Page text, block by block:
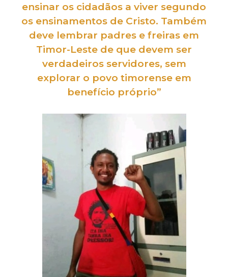
ensinar os cidadãos a viver segundo
os ensinamentos de Cristo. Também
deve lembrar padres e freiras em
Timor-Leste de que devem ser
verdadeiros servidores, sem
explorar o povo timorense em
benefício próprio”